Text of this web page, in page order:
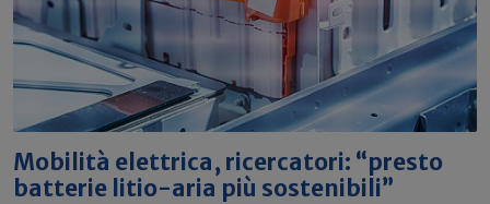
Mobilità elettrica, ricercatori: “presto
batterie litio-aria più sostenibili”